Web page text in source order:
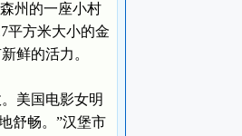
州的一座小村
平方米大小的金
鲜的活力。
美国电影女明
舒畅。”汉堡市